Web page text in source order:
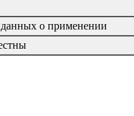
о применении